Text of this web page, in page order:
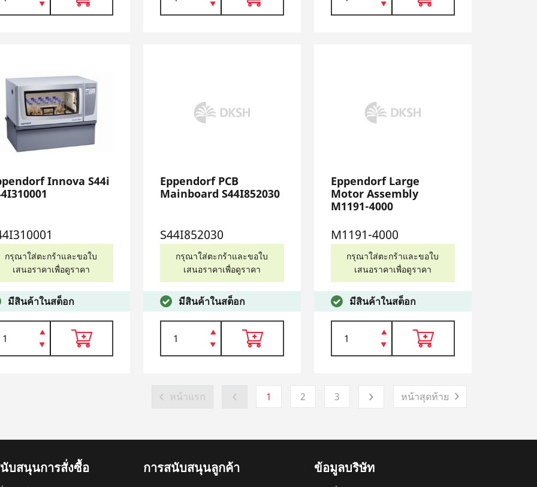
Innova S44i
กรุณาใส่ตะกร้าและขอใบ
เสนอราคาเพื่อดูราคา
มีสินค้าในสต็อก
Eppendorf PCB
Mainboard S44I852030
S44I852030
กรุณาใส่ตะกร้าและขอใบ
เสนอราคาเพื่อดูราคา
มีสินค้าในสต็อก
Eppendorf Large
Motor Assembly
M1191-4000
M1191-4000
กรุณาใส่ตะกร้าและขอใบ
เสนอราคาเพื่อดูราคา
มีสินค้าในสต็อก
หน้าแรก 1 2 3 หน้าสุดท้าย
บสนุนการสั่งซื้อ การสนับสนุนลูกค้า ข้อมูลบริษัท